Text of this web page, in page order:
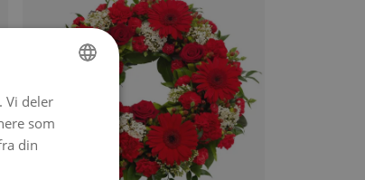
NORWEGIAN
ENGLISH
Vi deler
som
din